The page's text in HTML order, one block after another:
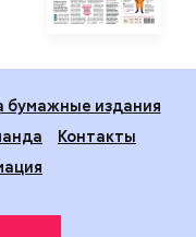
бумажные издания
Контакты